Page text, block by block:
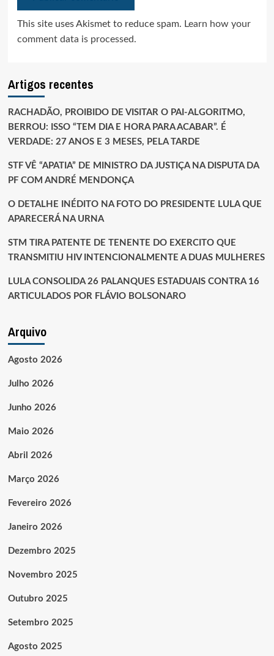
This site uses Akismet to reduce spam. Learn how your
comment data is processed.
Artigos recentes
RACHADÃO, PROIBIDO DE VISITAR O PAI-ALGORITMO,
BERROU: ISSO “TEM DIA E HORA PARA ACABAR”. É
VERDADE: 27 ANOS E 3 MESES, PELA TARDE
STF VÊ “APATIA” DE MINISTRO DA JUSTIÇA NA DISPUTA DA
PF COM ANDRÉ MENDONÇA
O DETALHE INÉDITO NA FOTO DO PRESIDENTE LULA QUE
APARECERÁ NA URNA
STM TIRA PATENTE DE TENENTE DO EXERCITO QUE
TRANSMITIU HIV INTENCIONALMENTE A DUAS MULHERES
LULA CONSOLIDA 26 PALANQUES ESTADUAIS CONTRA 16
ARTICULADOS POR FLÁVIO BOLSONARO
Arquivo
Agosto 2026
Julho 2026
Junho 2026
Maio 2026
Abril 2026
Março 2026
Fevereiro 2026
Janeiro 2026
Dezembro 2025
Novembro 2025
Outubro 2025
Setembro 2025
Agosto 2025